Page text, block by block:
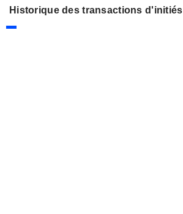
Historique des transactions d'initiés